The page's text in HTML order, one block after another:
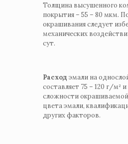
Толщина высушенного
покрытия – 55 – 80 мкм.
окрашивания следует
механических
сут.
Расход эмали на
составляет 75 – 120 г/м²
сложности
цвета эмали,
других факторов.